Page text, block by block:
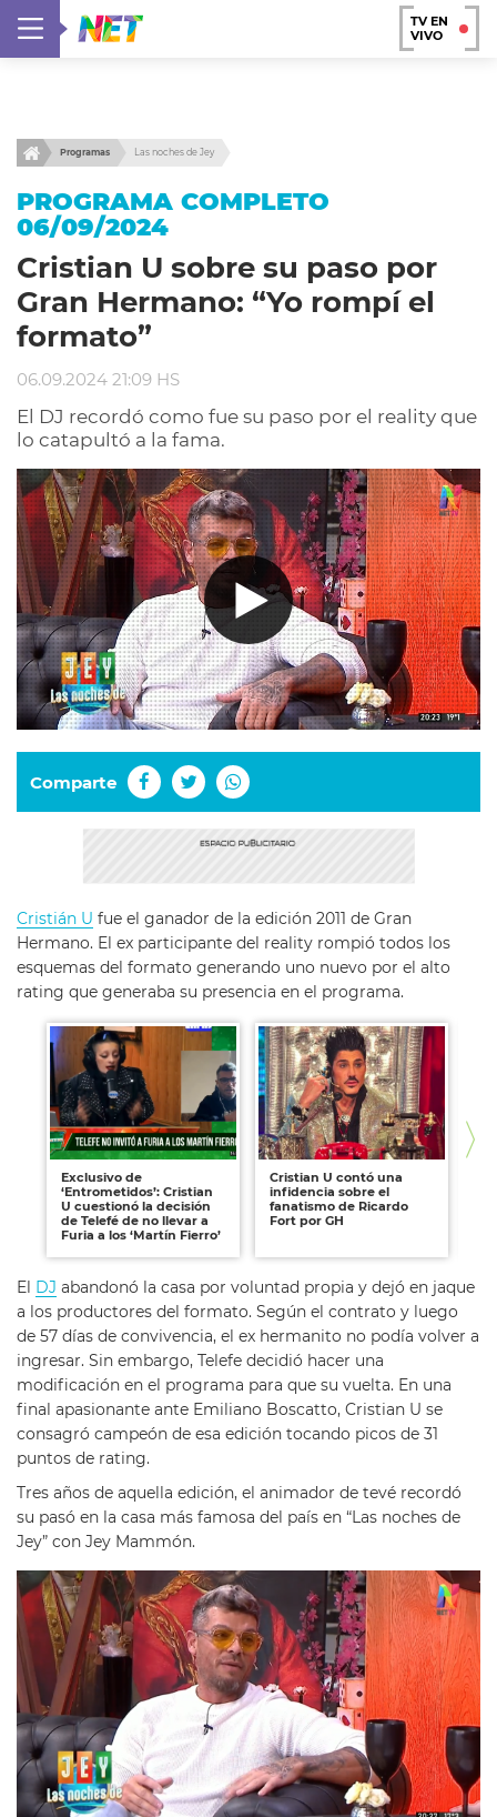
TV EN
VIVO
Programas Las noches de Jey
PROGRAMA COMPLETO
06/09/2024
Cristian U sobre su paso por
Gran Hermano: “Yo rompí el
formato”
06.09.2024 21:09 HS
El DJ recordó como fue su paso por el reality que
lo catapultó a la fama.
Comparte
Cristián U fue el ganador de la edición 2011 de Gran
Hermano. El ex participante del reality rompió todos los
esquemas del formato generando uno nuevo por el alto
rating que generaba su presencia en el programa.
Exclusivo de
‘Entrometidos’: Cristian
U cuestionó la decisión
de Telefé de no llevar a
Furia a los ‘Martín Fierro’
Cristian U contó una
infidencia sobre el
fanatismo de Ricardo
Fort por GH
El DJ abandonó la casa por voluntad propia y dejó en jaque
a los productores del formato. Según el contrato y luego
de 57 días de convivencia, el ex hermanito no podía volver a
ingresar. Sin embargo, Telefe decidió hacer una
modificación en el programa para que su vuelta. En una
final apasionante ante Emiliano Boscatto, Cristian U se
consagró campeón de esa edición tocando picos de 31
puntos de rating.
Tres años de aquella edición, el animador de tevé recordó
su pasó en la casa más famosa del país en “Las noches de
Jey” con Jey Mammón.